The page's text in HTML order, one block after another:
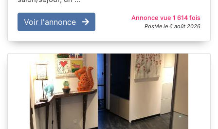
Voir l'annonce Annonce vue 1 614 fois
Postée le 6 août 2026